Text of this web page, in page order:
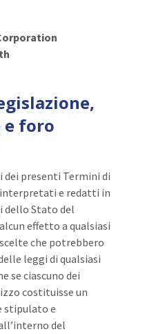
foro
presenti Termini di
e redatti in
dello Stato del
effetto a qualsiasi
che potrebbero
leggi di qualsiasi
se ciascuno dei
costituisse un
e
del